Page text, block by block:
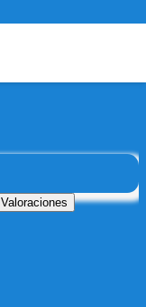
Valoraciones